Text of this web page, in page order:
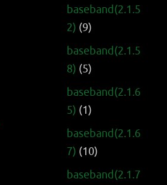
baseband(2.1.5
2) (9)
baseband(2.1.5
8) (5)
baseband(2.1.6
5) (1)
baseband(2.1.6
7) (10)
baseband(2.1.7